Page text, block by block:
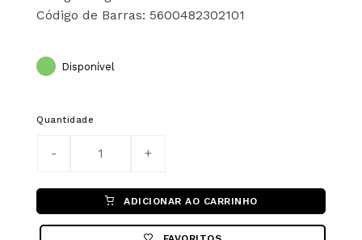
Código de Barras: 5600482302101
Disponível
Quantidade
ADICIONAR AO CARRINHO